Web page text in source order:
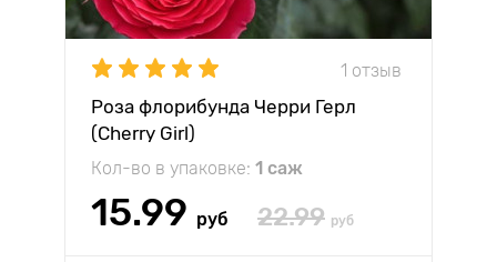
1 отзыв
Роза флорибунда Черри Герл
(Cherry Girl)
Кол-во в упаковке: 1 саж
15.99 руб 22.99 руб